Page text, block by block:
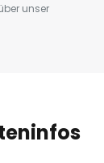
unser